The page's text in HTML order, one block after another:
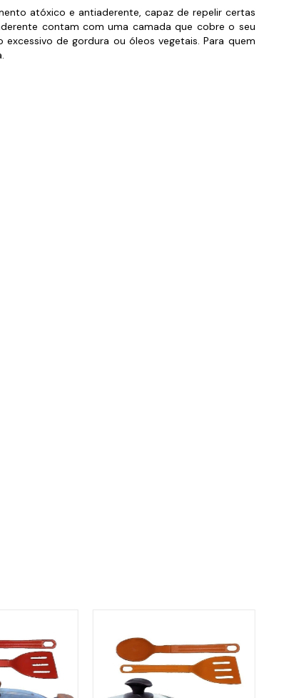
para Piscinas
atóxico e antiaderente, capaz de repelir certas
contam com uma camada que cobre o seu
de gordura ou óleos vegetais. Para quem